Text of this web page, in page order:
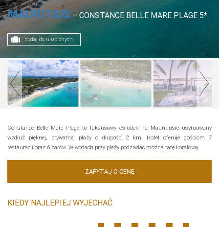
MAURITIUS– CONSTANCE BELLE MARE PLAGE 5*
dodaj do ulubionych
Constance Belle Mare Plage to luksusowy ośrodek na Mauritiusie usytuowany
wzdłuż pięknej, prywatnej plaży o długości 2 km. Hotel oferuje gościom 7
restauracji oraz 6 barów. W wodach przy plaży podziwiać można rafę koralową.
ZAPYTAJ O CENĘ
KIEDY NAJLEPIEJ WYJECHAĆ: